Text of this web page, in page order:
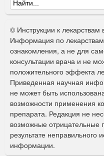
Ф
о
р
м
а
п
о
и
с
к
© Инструкции к
Информация по
ознакомления, а не для
консультации врача и не
положительного эффекта
Приведенная научная
не может быть
возможности применения
препарата. Редакция не
возможные отрицательные
результате неправильного
информации.